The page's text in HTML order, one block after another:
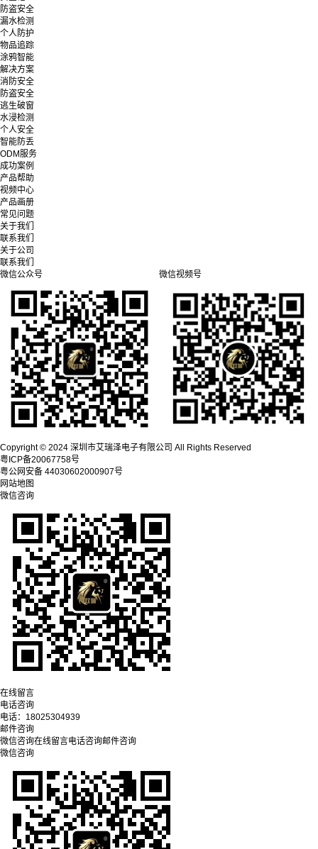
防盗安全
漏水检测
个人防护
物品追踪
涂鸦智能
解决方案
消防安全
防盗安全
逃生破窗
水浸检测
个人安全
智能防丢
ODM服务
成功案例
产品帮助
视频中心
产品画册
常见问题
关于我们
联系我们
关于公司
联系我们
微信公众号
微信视频号
Copyright © 2024 深圳市艾瑞泽电子有限公司 All Rights Reserved
粤ICP备20067758号
粤公网安备 44030602000907号
网站地图
微信咨询
在线留言
电话咨询
电话： 18025304939
邮件咨询
微信咨询在线留言电话咨询邮件咨询
微信咨询